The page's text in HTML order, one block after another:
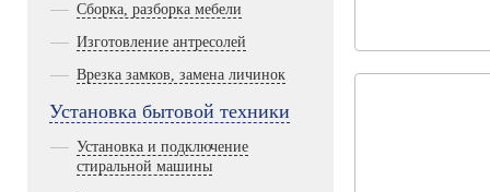
Сборка, разборка мебели
Изготовление антресолей
Врезка замков, замена личинок
Установка бытовой техники
Установка и подключение
стиральной машины